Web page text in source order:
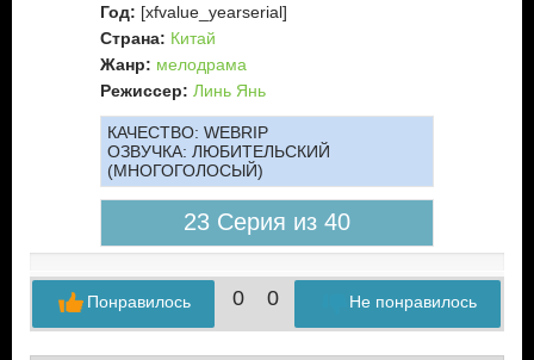
Год: [xfvalue_yearserial]
Страна: Китай
Жанр: мелодрама
Режиссер: Линь Янь
КАЧЕСТВО: WEBRIP
ОЗВУЧКА: ЛЮБИТЕЛЬСКИЙ
(МНОГОГОЛОСЫЙ)
23 Серия из 40
0 0 Не понравилось
Понравилось